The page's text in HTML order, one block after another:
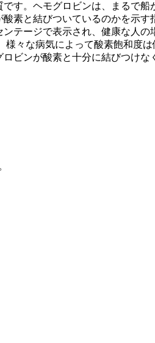
す。ヘモグロビンは、
まるで船
素と結びついているのかを示す
テージで表示され、健康な人の
々な病気によって酸素飽和度
ビンが酸素と十分に結びつけ